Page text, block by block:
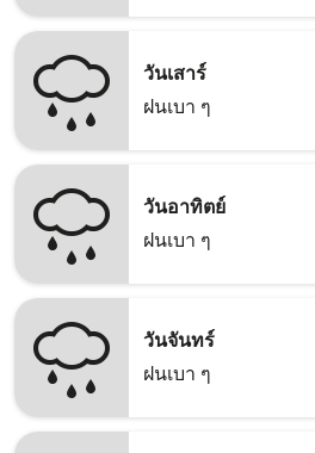
วันเสาร์
ฝนเบา ๆ
วันอาทิตย์
ฝนเบา ๆ
วันจันทร์
ฝนเบา ๆ